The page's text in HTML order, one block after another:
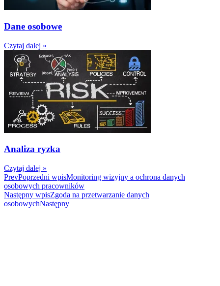
Dane osobowe
Czytaj dalej »
Analiza ryzka
Czytaj dalej »
PrevPoprzedni wpisMonitoring wizyjny a ochrona danych
osobowych pracowników
Następny wpisZgoda na przetwarzanie danych
osobowychNastępny